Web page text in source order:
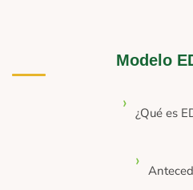
Modelo
¿Qué es